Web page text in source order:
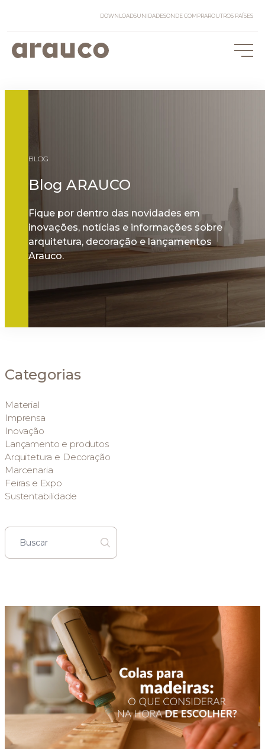
DOWNLOADSUNIDADESONDE COMPRAROUTROS PAÍSES
BLOG
Blog ARAUCO
Fique por dentro das novidades em
inovações, notícias e informações sobre
arquitetura, decoração e lançamentos
Arauco.
Categorias
Material
Imprensa
Inovação
Lançamento e produtos
Arquitetura e Decoração
Marcenaria
Feiras e Expo
Sustentabilidade